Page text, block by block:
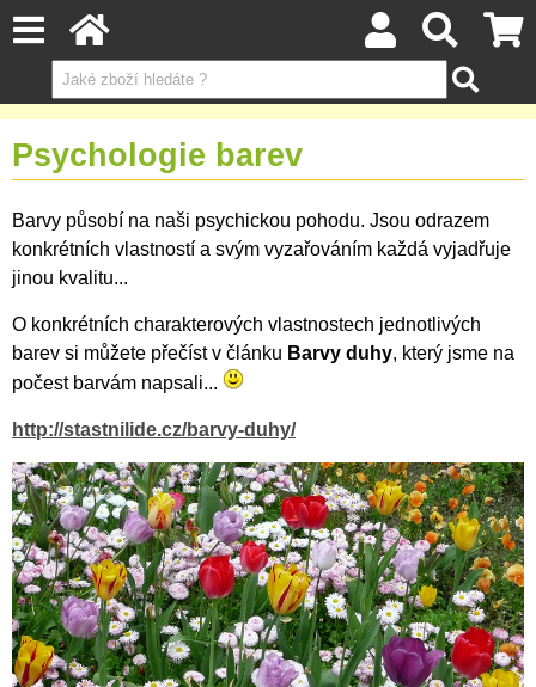
Psychologie barev
Barvy působí na naši psychickou pohodu. Jsou odrazem
konkrétních vlastností a svým vyzařováním každá vyjadřuje
jinou kvalitu...
O konkrétních charakterových vlastnostech jednotlivých
barev si můžete přečíst v článku Barvy duhy, který jsme na
počest barvám napsali...
http://stastnilide.cz/barvy-duhy/